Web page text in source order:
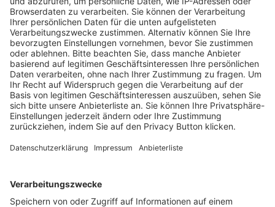
Auf Social Media teilen
IT-COMPLIANCE GEWINNT A
N BEDEUTUNG